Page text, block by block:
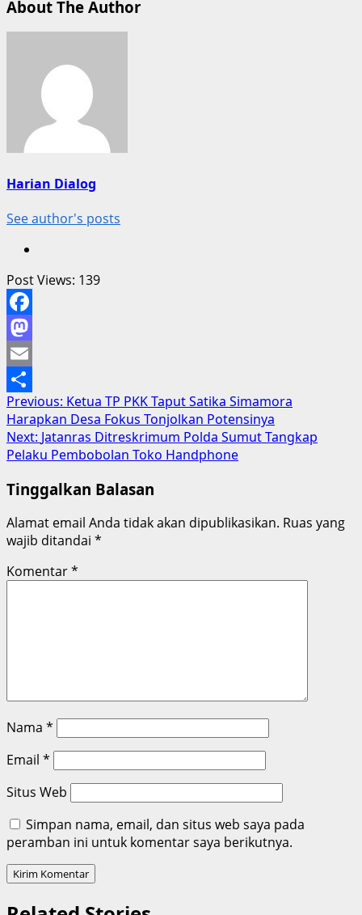
About The Author
Harian Dialog
See author's posts
Post Views: 139
Facebook
Mastodon
Email
Share
Post
navigation
Previous: Ketua TP PKK Taput Satika Simamora
Harapkan Desa Fokus Tonjolkan Potensinya
Next: Jatanras Ditreskrimum Polda Sumut Tangkap
Pelaku Pembobolan Toko Handphone
Tinggalkan Balasan
Alamat email Anda tidak akan dipublikasikan. Ruas yang
wajib ditandai *
Komentar*
Nama *
Email *
Situs Web
Simpan nama, email, dan situs web saya pada
peramban ini untuk komentar saya berikutnya.